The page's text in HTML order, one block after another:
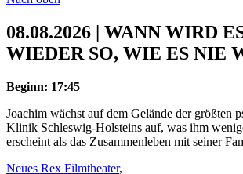
08.08.2026 | WANN WIRD
WIEDER SO, WIE ES NIE
Beginn: 17:45
Joachim wächst auf dem Gelände der größten
Klinik Schleswig-Holsteins auf, was ihm
erscheint als das Zusammenleben mit seiner
Neues Rex Filmtheater,